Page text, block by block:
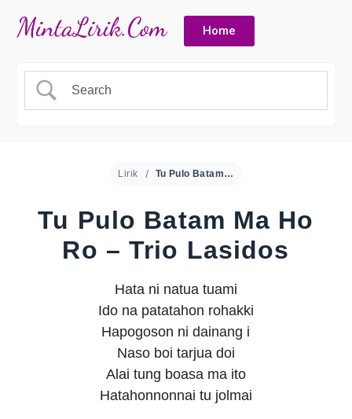
Home
Lirik Tu Pulo Batam Ma Ho Ro – Trio Lasidos
Tu Pulo Batam Ma Ho
Ro – Trio Lasidos
Hata ni natua tuami
Ido na patatahon rohakki
Hapogoson ni dainang i
Naso boi tarjua doi
Alai tung boasa ma ito
Hatahonnonnai tu jolmai